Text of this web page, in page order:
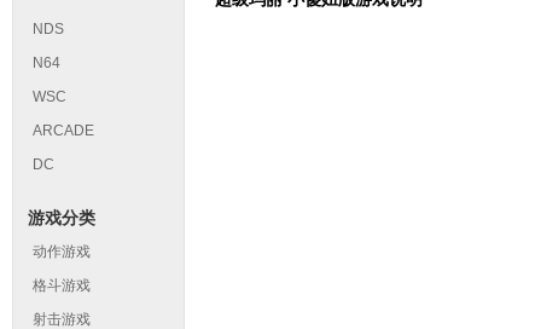
NDS
N64
WSC
ARCADE
DC
游戏分类
动作游戏
格斗游戏
射击游戏